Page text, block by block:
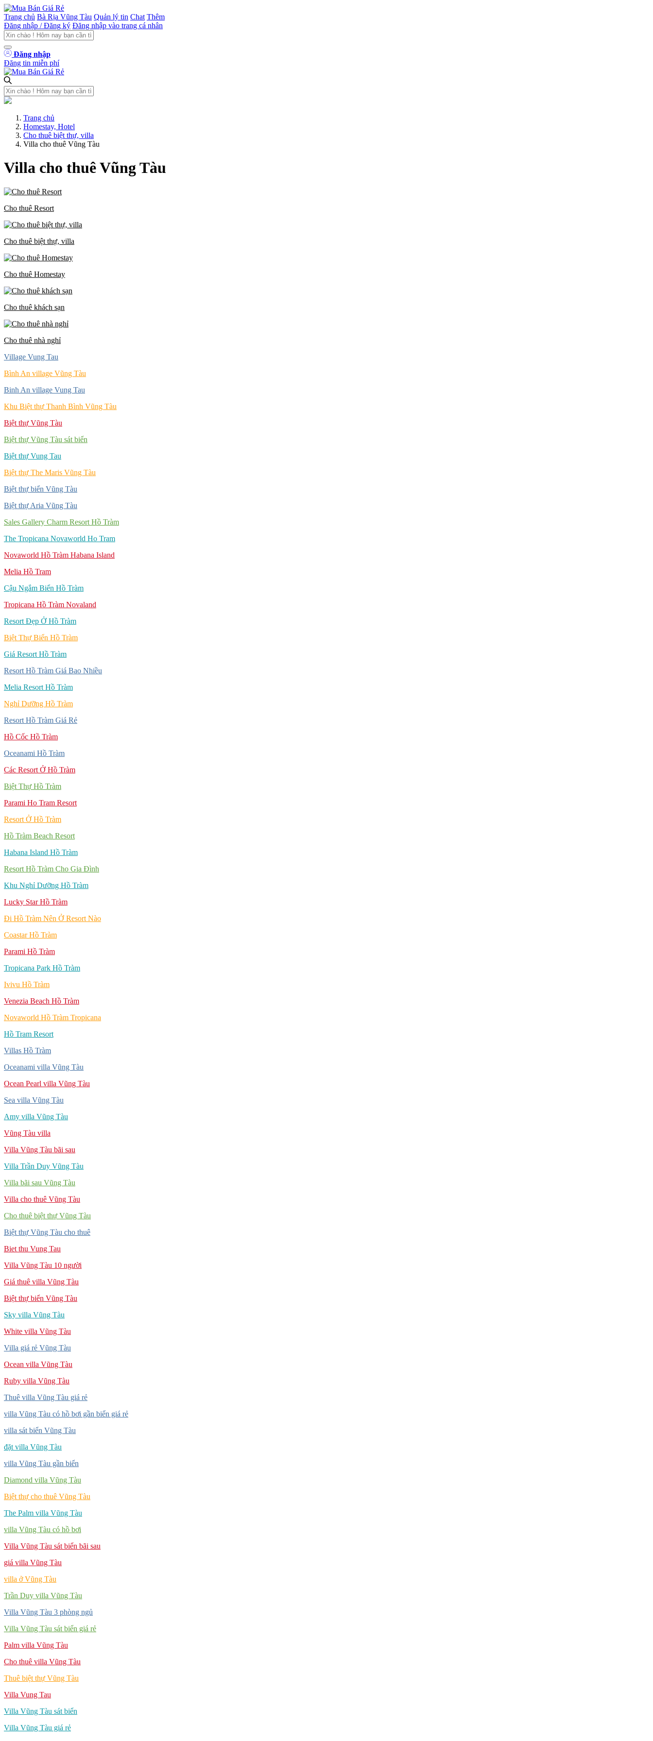
Trang chủ Bà Rịa Vũng Tàu Quản lý tin Chat Thêm
Đăng nhập / Đăng ký Đăng nhập vào trang cá nhân
Đăng nhập
Đăng tin miễn phí
Trang chủ
Homestay, Hotel
Cho thuê biệt thự, villa
Villa cho thuê Vũng Tàu
Villa cho thuê Vũng Tàu
Cho thuê Resort
Cho thuê biệt thự, villa
Cho thuê Homestay
Cho thuê khách sạn
Cho thuê nhà nghỉ
Village Vung Tau
Bình An village Vũng Tàu
Binh An village Vung Tau
Khu Biệt thự Thanh Bình Vũng Tàu
Biệt thự Vũng Tàu
Biệt thự Vũng Tàu sát biển
Biệt thự Vung Tau
Biệt thự The Maris Vũng Tàu
Biệt thự biển Vũng Tàu
Biệt thự Aria Vũng Tàu
Sales Gallery Charm Resort Hồ Tràm
The Tropicana Novaworld Ho Tram
Novaworld Hồ Tràm Habana Island
Melia Hồ Tram
Cậu Ngắm Biển Hồ Tràm
Tropicana Hồ Tràm Novaland
Resort Đẹp Ở Hồ Tràm
Biệt Thự Biển Hồ Tràm
Giá Resort Hồ Tràm
Resort Hồ Tràm Giá Bao Nhiều
Melia Resort Hồ Tràm
Nghỉ Dưỡng Hồ Tràm
Resort Hồ Tràm Giá Rẻ
Hồ Cốc Hồ Tràm
Oceanami Hồ Tràm
Các Resort Ở Hồ Tràm
Biệt Thự Hồ Tràm
Parami Ho Tram Resort
Resort Ở Hồ Tràm
Hồ Tràm Beach Resort
Habana Island Hồ Tràm
Resort Hồ Tràm Cho Gia Đình
Khu Nghỉ Dưỡng Hồ Tràm
Lucky Star Hồ Tràm
Đi Hồ Tràm Nên Ở Resort Nào
Coastar Hồ Tràm
Parami Hồ Tràm
Tropicana Park Hồ Tràm
Ivivu Hồ Tràm
Venezia Beach Hồ Tràm
Novaworld Hồ Tràm Tropicana
Hồ Tram Resort
Villas Hồ Tràm
Oceanami villa Vũng Tàu
Ocean Pearl villa Vũng Tàu
Sea villa Vũng Tàu
Amy villa Vũng Tàu
Vũng Tàu villa
Villa Vũng Tàu bãi sau
Villa Trần Duy Vũng Tàu
Villa bãi sau Vũng Tàu
Villa cho thuê Vũng Tàu
Cho thuê biệt thự Vũng Tàu
Biệt thự Vũng Tàu cho thuê
Biet thu Vung Tau
Villa Vũng Tàu 10 người
Giá thuê villa Vũng Tàu
Biệt thự biển Vũng Tàu
Sky villa Vũng Tàu
White villa Vũng Tàu
Villa giá rẻ Vũng Tàu
Ocean villa Vũng Tàu
Ruby villa Vũng Tàu
Thuê villa Vũng Tàu giá rẻ
villa Vũng Tàu có hồ bơi gần biển giá rẻ
villa sát biển Vũng Tàu
đặt villa Vũng Tàu
villa Vũng Tàu gần biển
Diamond villa Vũng Tàu
Biệt thự cho thuê Vũng Tàu
The Palm villa Vũng Tàu
villa Vũng Tàu có hồ bơi
Villa Vũng Tàu sát biển bãi sau
giá villa Vũng Tàu
villa ở Vũng Tàu
Trần Duy villa Vũng Tàu
Villa Vũng Tàu 3 phòng ngủ
Villa Vũng Tàu sát biển giá rẻ
Palm villa Vũng Tàu
Cho thuê villa Vũng Tàu
Thuê biệt thự Vũng Tàu
Villa Vung Tau
Villa Vũng Tàu sát biển
Villa Vũng Tàu giá rẻ